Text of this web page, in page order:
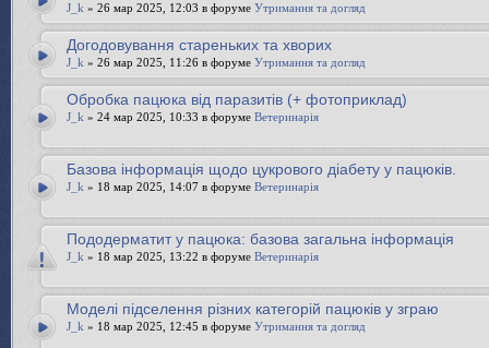
J_k » 26 мар 2025, 12:03 в форуме Утримання та догляд
Догодовування стареньких та хворих
J_k » 26 мар 2025, 11:26 в форуме Утримання та догляд
Обробка пацюка від паразитів (+ фотоприклад)
J_k » 24 мар 2025, 10:33 в форуме Ветеринарія
Базова інформація щодо цукрового діабету у пацюків.
J_k » 18 мар 2025, 14:07 в форуме Ветеринарія
Пододерматит у пацюка: базова загальна інформація
J_k » 18 мар 2025, 13:22 в форуме Ветеринарія
Моделі підселення різних категорій пацюків у зграю
J_k » 18 мар 2025, 12:45 в форуме Утримання та догляд